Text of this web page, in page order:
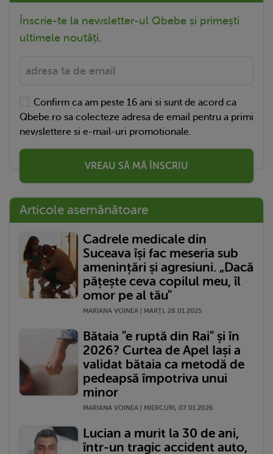
Înscrie-te la newsletter-ul Qbebe și primești
ultimele noutăți.
Confirm ca am peste 16 ani si sunt de acord ca
Qbebe.ro sa colecteze adresa de email pentru a primi
newslettere si e-mail-uri promotionale.
VREAU SĂ MĂ ÎNSCRIU
Articole asemănătoare
Cadrele medicale din
Suceava își fac meseria sub
amenințări și agresiuni. „Dacă
pățește ceva copilul meu, îl
omor pe al tău"
MARIANA VOINEA | MARŢI, 28.01.2025
Bătaia "e ruptă din Rai" și în
2026? Curtea de Apel Iași a
validat bătaia ca metodă de
pedeapsă împotriva unui
minor
MARIANA VOINEA | MIERCURI, 07.01.2026
Lucian a murit la 30 de ani,
într-un tragic accident auto,